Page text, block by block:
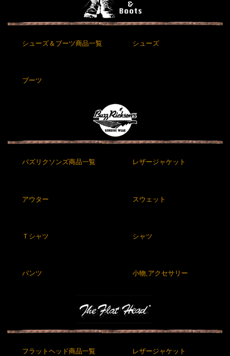
シューズ＆ブーツ商品一覧 シューズ
ブーツ
バズリクソンズ商品一覧 レザージャケット
アウター スウェット
Ｔシャツ シャツ
パンツ 小物,アクセサリー
フラットヘッド商品一覧 レザージャケット